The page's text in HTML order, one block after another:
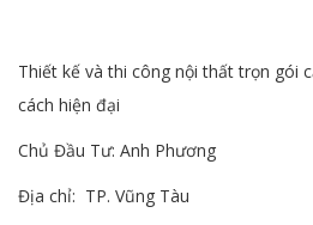
Thiết kế và thi công nội thất trọn gói
cách hiện đại
Chủ Đầu Tư: Anh Phương
Địa chỉ: TP. Vũng Tàu